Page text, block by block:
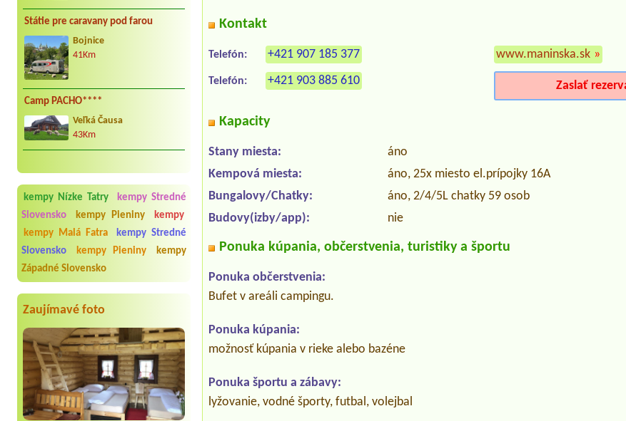
Státie pre caravany pod farou
Bojnice
41Km
Camp PACHO****
Veľká Čausa
43Km
kempy Nízke Tatry
kempy Stredné
Slovensko
kempy Pieniny
kempy
kempy Malá Fatra
kempy Stredné
Slovensko
kempy Pieniny
kempy
Západné Slovensko
Zaujímavé foto
Kontakt
Telefón: +421 907 185 377
Telefón: +421 903 885 610
www.maninska.sk »
Zaslať
Kapacity
Stany miesta:
áno
Kempová miesta:
áno, 25x miesto el.prípojky 16A
Bungalovy/Chatky:
áno, 2/4/5L chatky 59 osob
Budovy(izby/app):
nie
Ponuka kúpania, občerstvenia, turistiky a športu
Ponuka občerstvenia:
Bufet v areáli campingu.
Ponuka kúpania:
možnosť kúpania v rieke alebo bazéne
Ponuka športu a zábavy:
lyžovanie, vodné športy, futbal, volejbal